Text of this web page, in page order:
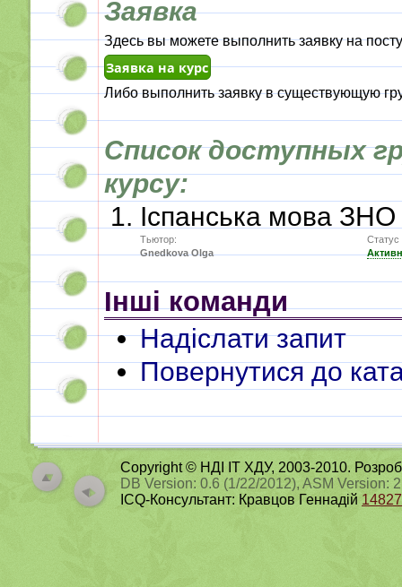
Заявка
Здесь вы можете выполнить заявку на
Либо выполнить заявку в существующую
Список доступных
курсу:
Іспанська мова ЗНО
Тьютор:
Gnedkova Olga
Статус
Інші команди
Надіслати запит
Повернутися до
Copyright © НДІ ІТ ХДУ, 2003-2010.
DB Version: 0.6 (1/22/2012), ASM Version:
ICQ-Консультант: Кравцов Геннадій